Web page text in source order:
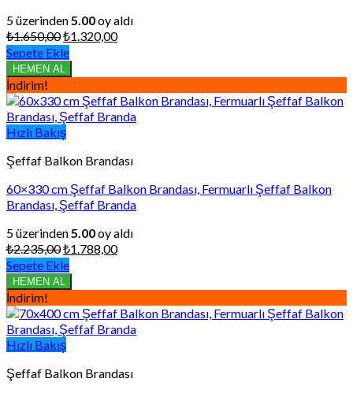
5 üzerinden 5.00oy aldı
₺1.650,00Orijinal
fiyat:
₺1.650,00.
₺1.320,00Şu
₺1.320,00.
Sepete Ekle
HEMEN AL
İndirim!
Hızlı Bakış
Şeffaf Balkon Brandası
60×330 cm Şeffaf Balkon Brandası, Fermuarlı Şeffaf Balkon
Brandası, Şeffaf Branda
5 üzerinden 5.00oy aldı
₺2.235,00Orijinal
fiyat:
₺2.235,00.
₺1.788,00Şu
₺1.788,00.
Sepete Ekle
HEMEN AL
İndirim!
Hızlı Bakış
Şeffaf Balkon Brandası